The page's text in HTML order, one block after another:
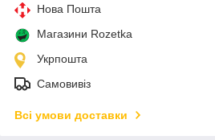
Нова Пошта
Магазини Rozetka
Укрпошта
Самовивіз
Всі умови доставки